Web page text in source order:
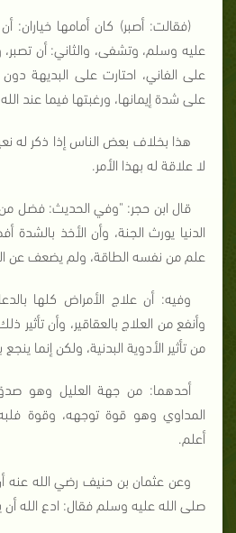
(فقالت: أصبر) كان أمامها خياران:
عليه وسلم، وتشفى، والثاني: أن تصبر،
على الفاني، احتارت على البديهة
على شدة إيمانها، ورغبتها فيما عند
هذا بخلاف بعض الناس إذا ذكر له
لا علاقة له بهذا الأمر.
قال ابن حجر: "وفي الحديث: فضل من
الدنيا يورث الجنة، وأن الأخذ بالشدة
علم من نفسه الطاقة، ولم يضعف عن
وفيه: أن علاج الأمراض كلها
وأنفع من العلاج بالعقاقير، وأن تأثير
من تأثير الأدوية البدنية، ولكن إنما ينجع
أحدهما: من جهة العليل وهو
المداوي وهو قوة توجهه، وقوة فلبه
أعلم.
وعن عثمان بن حنيف رضي الله عنه أن
صلى الله عليه وسلم فقال: ادع الله أن